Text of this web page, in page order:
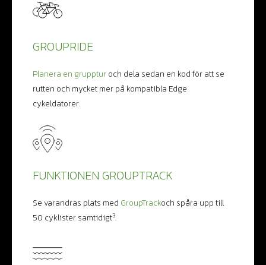
GROUPRIDE
Planera en grupptur och dela sedan en kod för att se
rutten och mycket mer på kompatibla Edge
cykeldatorer.
FUNKTIONEN GROUPTRACK
Se varandras plats med GroupTrackoch spåra upp till
50 cyklister samtidigt3.